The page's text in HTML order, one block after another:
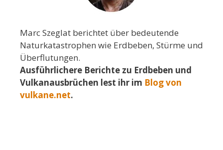
Marc Szeglat berichtet über bedeutende
Naturkatastrophen wie Erdbeben, Stürme und
Überflutungen.
Ausführlichere Berichte zu Erdbeben und
Vulkanausbrüchen lest ihr im Blog von
vulkane.net.